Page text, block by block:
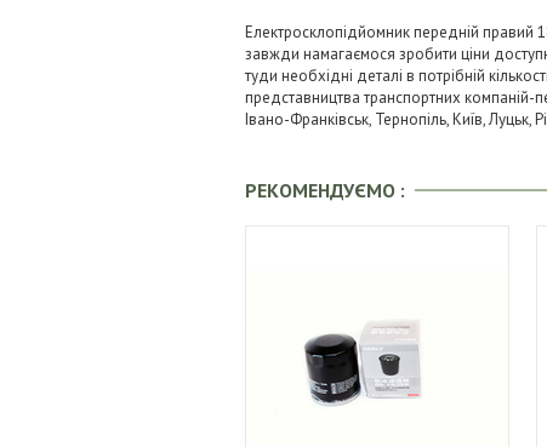
Електросклопідйомник передній правий
завжди намагаємося зробити ціни
туди необхідні деталі в потрібній
представництва транспортних компаній-
Івано-Франківськ, Тернопіль, Київ,
РЕКОМЕНДУЄМО :